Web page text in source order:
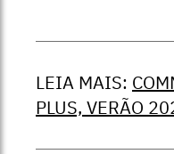
LEIA MAIS:
PLUS, VERÃO